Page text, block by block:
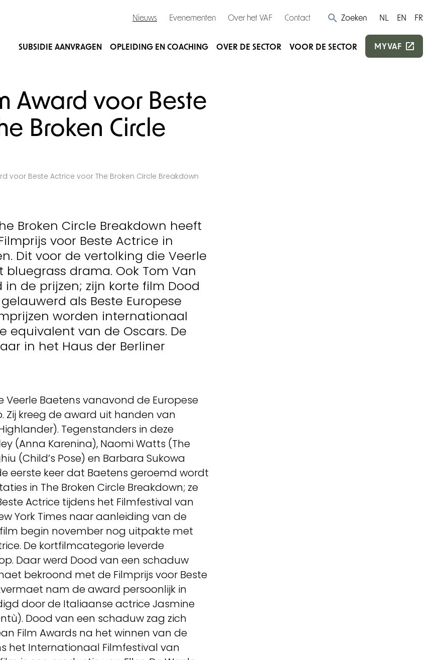
Nieuws Evenementen Over het VAF Contact Zoeken NL EN FR
SUBSIDIE AANVRAGEN OPLEIDING EN COACHING OVER DE SECTOR VOOR DE SECTOR MYVAF
Award voor Beste
Broken Circle
voor Beste Actrice voor The Broken Circle Breakdown
Broken Circle Breakdown heeft
voor Beste Actrice in
Dit voor de vertolking die Veerle
drama. Ook Tom Van
de prijzen; zijn korte film Dood
als Beste Europese
worden internationaal
equivalent van de Oscars. De
in het Haus der Berliner
Veerle Baetens vanavond de Europese
Zij kreeg de award uit handen van
Tegenstanders in deze
(Anna Karenina), Naomi Watts (The
(Child’s Pose) en Barbara Sukowa
eerste keer dat Baetens geroemd wordt
in The Broken Circle Breakdown; ze
Actrice tijdens het Filmfestival van
York Times naar aanleiding van de
begin november nog uitpakte met
De kortfilmcategorie leverde
Daar werd Dood van een schaduw
bekroond met de Filmprijs voor Beste
nam de award persoonlijk in
door de Italiaanse actrice Jasmine
Dood van een schaduw zag zich
Film Awards na het winnen van de
het Internationaal Filmfestival van